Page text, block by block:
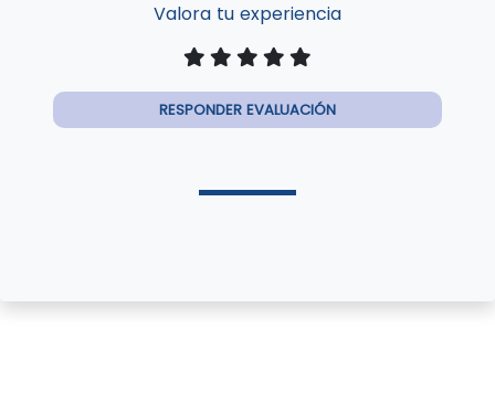
Valora tu experiencia
RESPONDER EVALUACIÓN